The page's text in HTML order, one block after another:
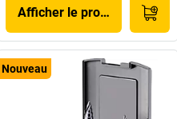
Afficher le produit
Nouveau